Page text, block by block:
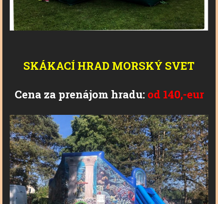
SKÁKACÍ HRAD MORSKÝ SVET
Cena za prenájom hradu: od 140,-eur